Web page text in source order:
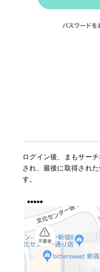
ログイン後、まもサー
され、最後に取得され
す。